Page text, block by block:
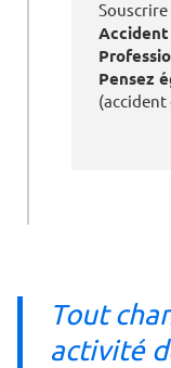
Souscrire
Accident
Pensez
(accident
Tout
activité